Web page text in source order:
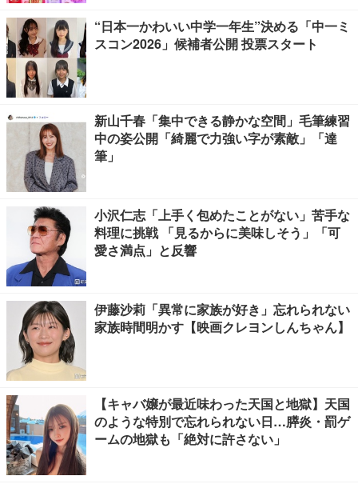
“日本一かわいい中学一年生”決める「中一ミ
スコン2026」候補者公開 投票スタート
新山千春「集中できる静かな空間」毛筆練習
中の姿公開「綺麗で力強い字が素敵」「達
筆」
小沢仁志「上手く包めたことがない」苦手な
料理に挑戦 「見るからに美味しそう」「可
愛さ満点」と反響
伊藤沙莉「異常に家族が好き」忘れられない
家族時間明かす【映画クレヨンしんちゃん】
【キャバ嬢が最近味わった天国と地獄】天国
のような特別で忘れられない日…膵炎・罰ゲ
ームの地獄も「絶対に許さない」